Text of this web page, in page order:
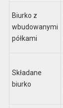
Biurko z
wbudowanymi
półkami
Składane
biurko